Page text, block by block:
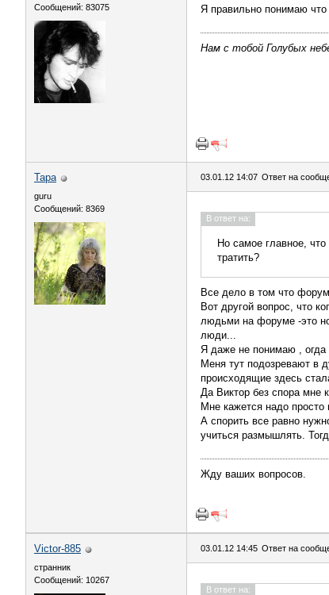
Сообщений: 83075
Я правильно понимаю что
Нам с тобой Голубых
Тара
guru
Сообщений: 8369
03.01.12 14:07 Ответ на
В ответ на:
Но самое главное,
тратить?
Все дело в том что
Вот другой вопрос, что
людьми на форуме -это
люди...
Я даже не понимаю , огда
Меня тут подозревают в
происходящие здесь
Да Виктор без спора мне
Мне кажется надо просто
А спорить все равно
учиться размышлять.
Жду ваших вопросов.
Victor-885
странник
Сообщений: 10267
03.01.12 14:45 Ответ на
В ответ на: